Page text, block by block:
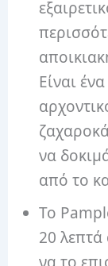
Είναι
να
από το
Το
20 λεπτά